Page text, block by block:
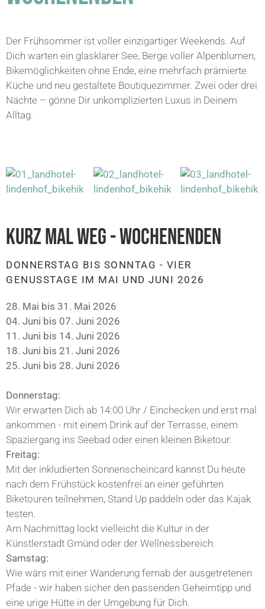
Der Frühsommer ist voller einzigartiger Weekends. Auf
Dich warten ein glasklarer See, Berge voller Alpenblumen,
Bikemöglichkeiten ohne Ende, eine mehrfach prämierte
Küche und neu gestaltete Boutiquezimmer. Zwei oder drei
Nächte – gönne Dir unkomplizierten Luxus in Deinem
Alltag.
KURZ MAL WEG - WOCHENENDEN
DONNERSTAG BIS SONNTAG - VIER
GENUSSTAGE IM MAI UND JUNI 2026
28. Mai bis 31. Mai 2026
04. Juni bis 07. Juni 2026
11. Juni bis 14. Juni 2026
18. Juni bis 21. Juni 2026
25. Juni bis 28. Juni 2026
Donnerstag:
Wir erwarten Dich ab 14:00 Uhr / Einchecken und erst mal
ankommen - mit einem Drink auf der Terrasse, einem
Spaziergang ins Seebad oder einen kleinen Biketour.
Freitag:
Mit der inkludierten Sonnenscheincard kannst Du heute
nach dem Frühstück kostenfrei an einer geführten
Biketouren teilnehmen, Stand Up paddeln oder das Kajak
testen.
Am Nachmittag lockt vielleicht die Kultur in der
Künstlerstadt Gmünd oder der Wellnessbereich.
Samstag:
Wie wärs mit einer Wanderung fernab der ausgetretenen
Pfade - wir haben sicher den passenden Geheimtipp und
eine urige Hütte in der Umgebung für Dich.